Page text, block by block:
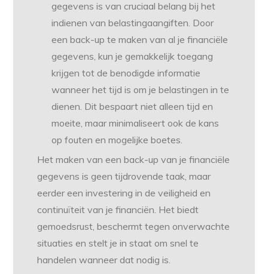
gegevens is van cruciaal belang bij het
indienen van belastingaangiften. Door
een back-up te maken van al je financiële
gegevens, kun je gemakkelijk toegang
krijgen tot de benodigde informatie
wanneer het tijd is om je belastingen in te
dienen. Dit bespaart niet alleen tijd en
moeite, maar minimaliseert ook de kans
op fouten en mogelijke boetes.
Het maken van een back-up van je financiële
gegevens is geen tijdrovende taak, maar
eerder een investering in de veiligheid en
continuïteit van je financiën. Het biedt
gemoedsrust, beschermt tegen onverwachte
situaties en stelt je in staat om snel te
handelen wanneer dat nodig is.